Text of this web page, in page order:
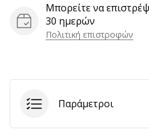
των
Μπορείτε να
30 ημερών
Πολιτική επιστροφών
Παράμετροι